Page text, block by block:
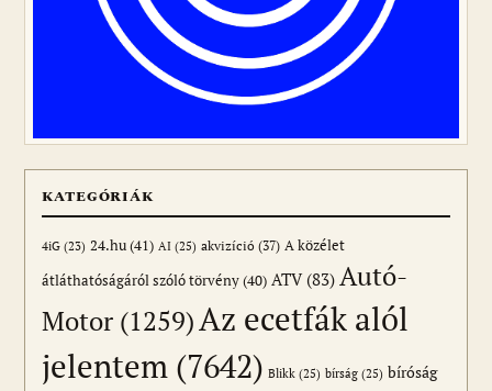
KATEGÓRIÁK
4iG (23) 24.hu(41) AI (25) akvizíció (37) A közélet
átláthatóságáról szóló törvény(40) ATV(83) Autó-
Motor (1259)Az ecetfák alól
jelentem (7642) Blikk (25) bírság (25) bíróság